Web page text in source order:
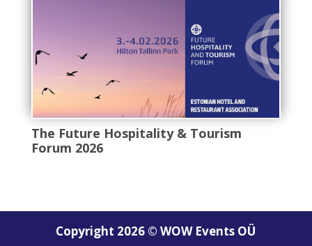
The Future Hospitality & Tourism
Forum 2026
Copyright 2026 © WOW Events OÜ